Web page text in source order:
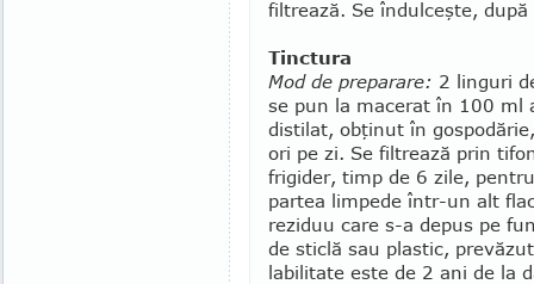
filtrează. Se îndul­ceşte,
Tinctura
Mod de preparare: 2 linguri
se pun la macerat în 100 ml
distilat, obţinut în
ori pe zi. Se filtrea­ză prin
frigider, timp de 6 zile,
partea limpede într-un alt
reziduu care s-a depus pe
de sticlă sau plastic,
labilitate este de 2 ani de la